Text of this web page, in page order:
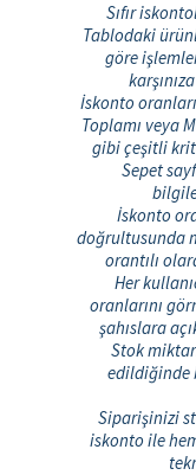
Sıfır
Tablodaki
göre
İskonto
Toplamı veya
gibi çeşitli
Sepet
İskonto
doğrultusunda
orantılı
Her
oranlarını
şahıslara
Stok
edildiğinde
Siparişinizi
iskonto ile